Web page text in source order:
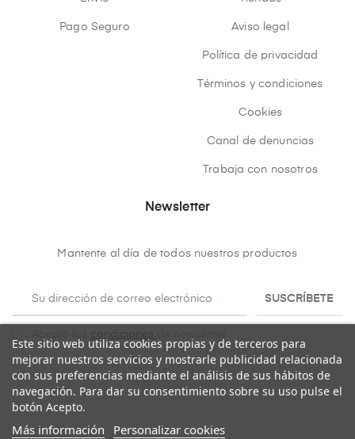
Pago Seguro Aviso legal
Política de privacidad
Términos y condiciones
Cookies
Canal de denuncias
Trabaja con nosotros
Newsletter
Mantente al día de todos nuestros productos
SUSCRÍBETE
condiciones
Este sitio web utiliza cookies propias y de terceros para
mejorar nuestros servicios y mostrarle publicidad relacionada
con sus preferencias mediante el análisis de sus hábitos de
navegación. Para dar su consentimiento sobre su uso pulse el
botón Acepto.
Más información Personalizar cookies